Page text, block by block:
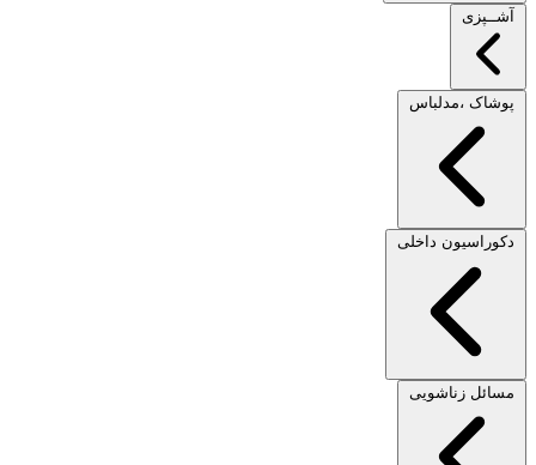
آشــپزی
پوشاک ،مدلباس
دکوراسیون داخلی
مسائل زناشویی